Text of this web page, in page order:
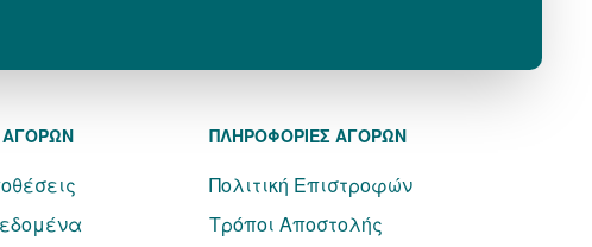
ΑΓΟΡΩΝ ΠΛΗΡΟΦΟΡΙΕΣ ΑΓΟΡΩΝ
Πολιτική Επιστροφών
Τρόποι Αποστολής